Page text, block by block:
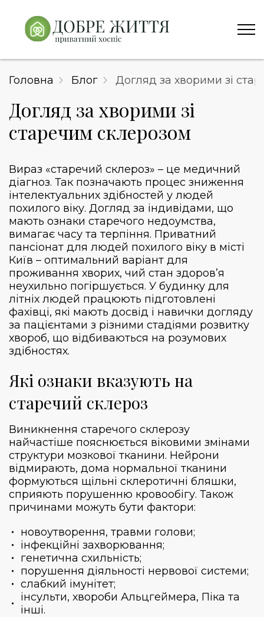
Головна Блог Догляд за хворими зі
Догляд за хворими зі
старечим склерозом
Вираз «старечий склероз» – це медичний
діагноз. Так позначають процес зниження
інтелектуальних здібностей у людей
похилого віку. Догляд за індивідами, що
мають ознаки старечого недоумства,
вимагає часу та терпіння. Приватний
пансіонат для людей похилого віку в місті
Київ – оптимальний варіант для
проживання хворих, чий стан здоров’я
неухильно погіршується. У будинку для
літніх людей працюють підготовлені
фахівці, які мають досвід і навички догляду
за пацієнтами з різними стадіями розвитку
хвороб, що відбиваються на розумових
здібностях.
Які ознаки вказують на
старечий склероз
Виникнення старечого склерозу
найчастіше пояснюється віковими змінами
структури мозкової тканини. Нейрони
відмирають, дома нормальної тканини
формуються щільні склеротичні бляшки,
сприяють порушенню кровообігу. Також
причинами можуть бути фактори:
новоутворення, травми голови;
інфекційні захворювання;
генетична схильність;
порушення діяльності нервової системи;
слабкий імунітет;
інсульти, хвороби Альцгеймера, Піка та
інші.